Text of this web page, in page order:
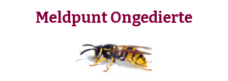
Meldpunt Ongedierte